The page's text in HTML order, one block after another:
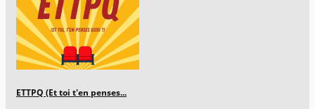
ETTPQ (Et toi t'en penses...